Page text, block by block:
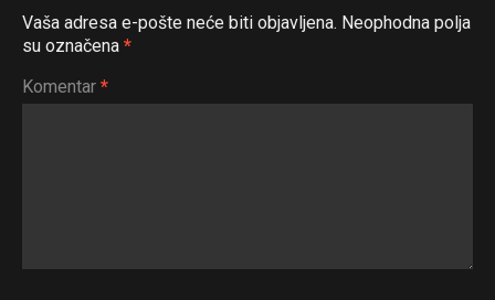
Vaša adresa e-pošte neće biti objavljena. Neophodna polja
su označena *
Komentar *